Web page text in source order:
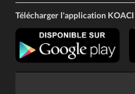
Télécharger l'application KOACI